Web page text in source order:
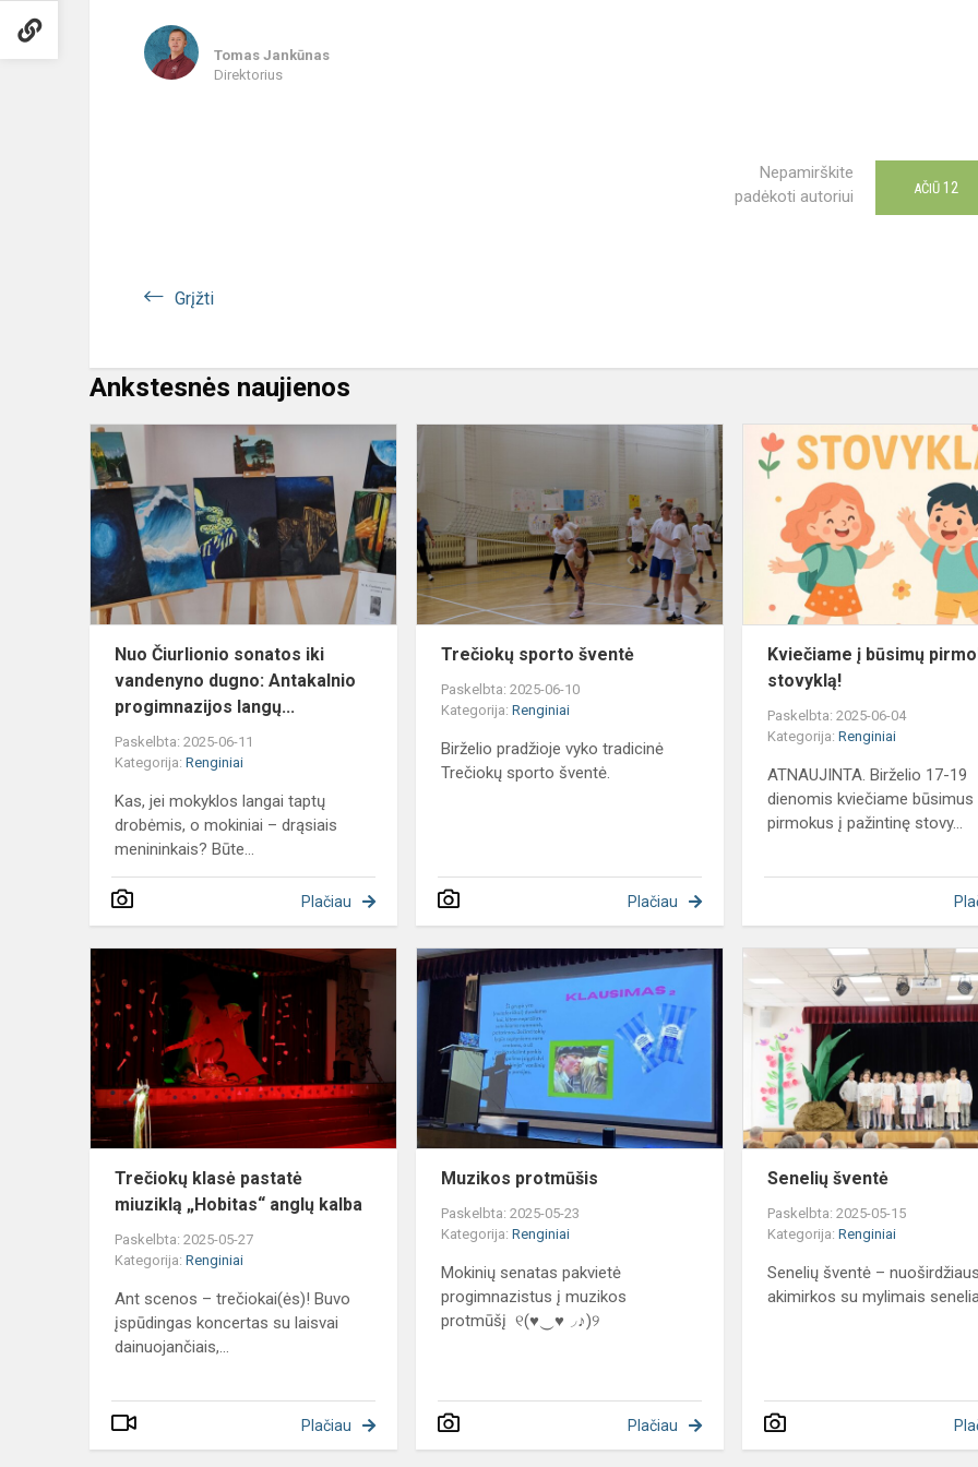
Tomas Jankūnas
Direktorius
Nepamirškite
padėkoti autoriui
AČIŪ 12
Grįžti
Ankstesnės naujienos
Nuo
Čiurlionio
sonatos
iki
vandenyno
dugno:
Antakalnio
prog...
Nuo Čiurlionio sonatos iki
vandenyno dugno: Antakalnio
progimnazijos langų...
Paskelbta: 2025-06-11
Kategorija: Renginiai
Kas, jei mokyklos langai taptų
drobėmis, o mokiniai – drąsiais
menininkais? Būte...
Plačiau
Trečiokų
sporto
šventė
Trečiokų sporto šventė
Paskelbta: 2025-06-10
Kategorija:Renginiai
Birželio pradžioje vyko tradicinė
Trečiokų sporto šventė.
Plačiau
Kviečiame į būsimų
stovyklą!
Paskelbta: 2025-06-04
Kategorija:Renginiai
ATNAUJINTA. Birželio 17-19
dienomis kviečiame būsimus
pirmokus į pažintinę stovy...
Trečiokų
klasė
pastatė
miuziklą
„Hobitas“
kalba
Trečiokų klasė pastatė
miuziklą „Hobitas“ anglų kalba
Paskelbta: 2025-05-27
Kategorija: Renginiai
Ant scenos – trečiokai(ės)! Buvo
įspūdingas koncertas su laisvai
dainuojančiais,...
Plačiau
Muzikos
protmūšis
Muzikos protmūšis
Paskelbta: 2025-05-23
Kategorija:Renginiai
Mokinių senatas pakvietė
progimnazistus į muzikos
protmūšį ୧(♥‿♥◞♪)୨
Plačiau
Senelių šventė
Paskelbta: 2025-05-15
Kategorija:Renginiai
Senelių šventė –
akimirkos su mylimais